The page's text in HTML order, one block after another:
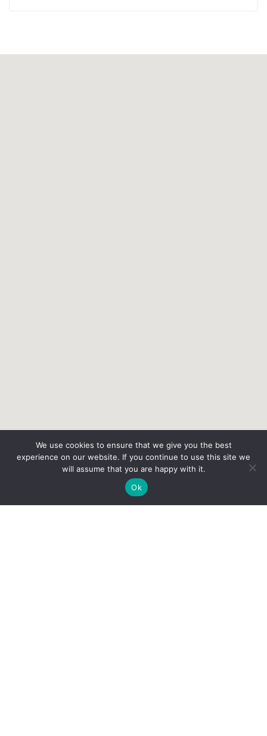
We use cookies to ensure that we give you the best
experience on our website. If you continue to use this site we
will assume that you are happy with it.
Ok